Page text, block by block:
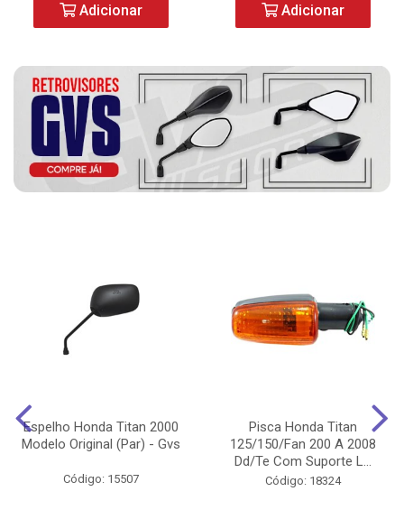
Adicionar Adicionar
Espelho Honda Titan 2000
Modelo Original (Par) - Gvs
Código: 15507
Pisca Honda Titan
125/150/Fan 200 A 2008
Dd/Te Com Suporte L...
Código: 18324